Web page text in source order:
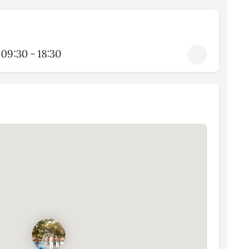
09:30 - 18:30